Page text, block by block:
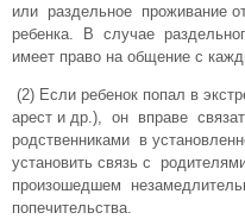
или раздельное проживание
ребенка. В случае
имеет право на общение с
(2) Если ребенок попал в
арест и др.), он вправе
родственниками в
установить связь с
произошедшем
попечительства.